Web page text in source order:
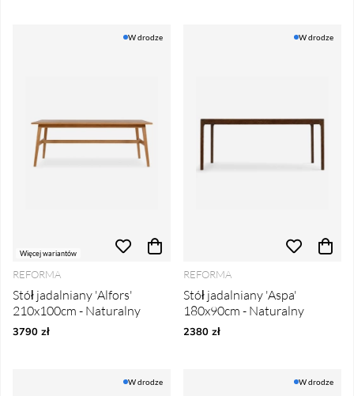
Więcej wariantów
W drodze
REFORMA
Stół jadalniany 'Alfors'
210x100cm - Naturalny
3790 zł
W drodze
REFORMA
Stół jadalniany 'Aspa'
180x90cm - Naturalny
2380 zł
W drodze W drodze